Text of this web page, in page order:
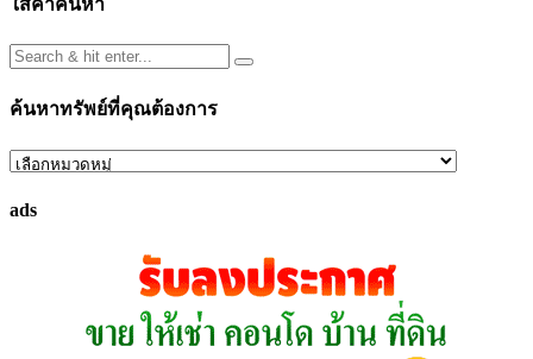
ใส่คำค้นหา
ค้นหาทรัพย์ที่คุณต้องการ
ค้นหา
ที่
ads